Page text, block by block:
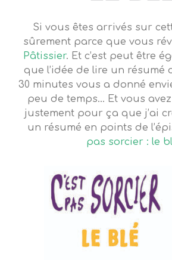
Si vous êtes arrivés sur
sûrement parce que vous
Pâtissier. Et c’est peut être
que l’idée de lire un résumé
30 minutes vous a donné
peu de temps… Et vous avez
justement pour ça que j’ai
un résumé en points de
pas sorcier : le